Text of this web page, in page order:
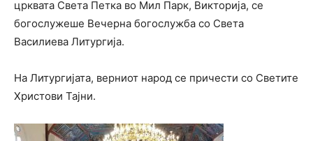
црквата Света Петка во Мил Парк, Викторија, се
богослужеше Вечерна богослужба со Света
Василиева Литургија.
На Литургијата, верниот народ се причести со Светите
Христови Тајни.